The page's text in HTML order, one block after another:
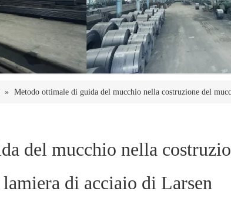
» Metodo ottimale di guida del mucchio nella costruzione del
del mucchio nella
di acciaio di Larsen